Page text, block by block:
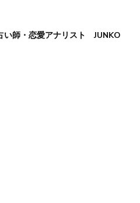
い師・恋愛アナリスト JUNKO